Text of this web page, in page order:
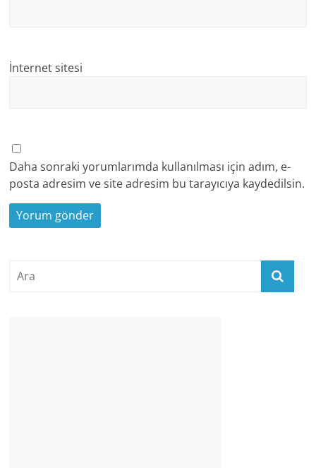
İnternet sitesi
Daha sonraki yorumlarımda kullanılması için adım, e-
posta adresim ve site adresim bu tarayıcıya kaydedilsin.